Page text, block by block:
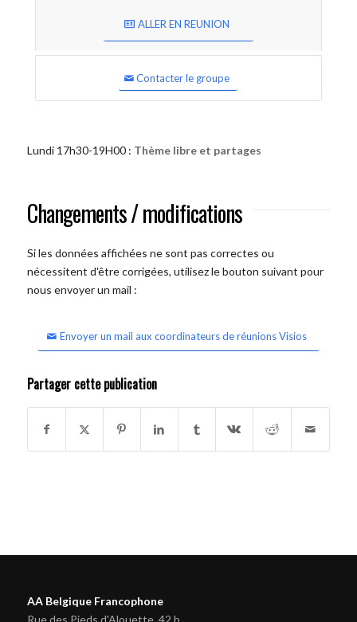
ALLER EN REUNION
Contacter le groupe
Lundi 17h30-19H00 : Thème libre et partages
Changements / modifications
Si les données affichées ne sont pas correctes ou
nécessitent d'être corrigées, utilisez le bouton suivant pour
nous envoyer un mail :
Envoyer un mail aux coordinateurs de réunions Visios
Partager cette publication
AA Belgique Francophone
Rue des Pieds d'Alouette, 42 b